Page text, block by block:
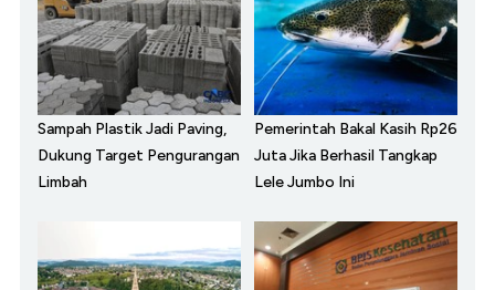
Sampah Plastik Jadi Paving,
Dukung Target Pengurangan
Limbah
Pemerintah Bakal Kasih Rp26
Juta Jika Berhasil Tangkap
Lele Jumbo Ini